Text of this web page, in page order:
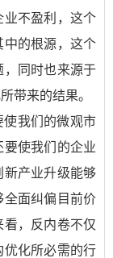
业不盈利，这个
中的根源，这个
，同时也来源于
带来的结果。
使我们的微观市
使我们的企业
新产业升级能够
全面纠偏目前价
，反内卷不仅
优化所必需的行